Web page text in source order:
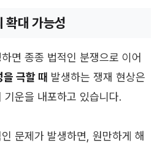
확대 가능성
면 종종 법적인 분쟁으로 이어
을 극할 때 발생하는 쟁재 현상은
운을 내포하고 있습니다.
문제가 발생하면, 원만하게 해